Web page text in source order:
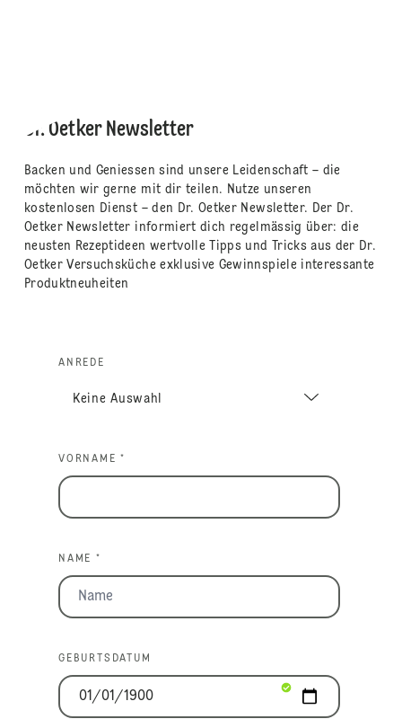
Dr. Oetker Newsletter
Backen und Geniessen sind unsere Leidenschaft – die
möchten wir gerne mit dir teilen. Nutze unseren
kostenlosen Dienst – den Dr. Oetker Newsletter. Der Dr.
Oetker Newsletter informiert dich regelmässig über: die
neusten Rezeptideen wertvolle Tipps und Tricks aus der Dr.
Oetker Versuchsküche exklusive Gewinnspiele interessante
Produktneuheiten
ANREDE
VORNAME *
NAME *
GEBURTSDATUM